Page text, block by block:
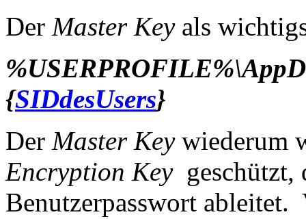
Der Master Keyals
{SIDdesUsers}
Der Master Keywiederum
Encryption Keygeschützt,
Benutzerpasswort